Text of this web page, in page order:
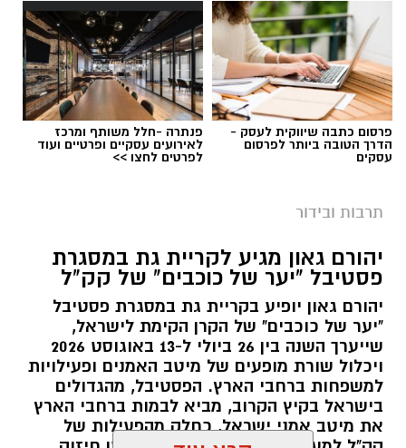
במהלך הערב יתקיים גם טקס יקירי העיר, שבו
יוענקו אותות הוקרה לתושבים שתרמו תרומה
משמעותית לקהילה ולעיר לאורך השנים.
הכניסה לאירוע ללא תשלום, אך מותניתבהרשמה
מראש, ותושבי העיר מוזמנים להבטיח את מקומם
פרסום כתבה שיווקית לעסק -
הדרך הטובה ביותר לפרסום
עסקים
פנתרה -חלל משותף ומרכז
לאירועים עסקיים ופרטיים ועוד
לפרטים לחצו >>
תרבות ובידור
יהורם גאון מגיע לקריית גת במסגרת
פסטיבל "יער של כוכבים" של קק"ל
יהורם גאון יופיע בקריית גת במסגרת פסטיבל
"יער של כוכבים" של הקרן הקימת לישראל,
שייערך השנה בין 26 ביולי ל-13 באוגוסט 2026
ויכלול שורת מופעים של מיטב האמנים ופעילויות
למשפחות ברחבי הארץ. הפסטיבל, מהגדולים
בישראל בקיץ הקרוב, מביא לבמות ברחבי הארץ
את מיטב אמני ישראל, כחלק מהפעילות של